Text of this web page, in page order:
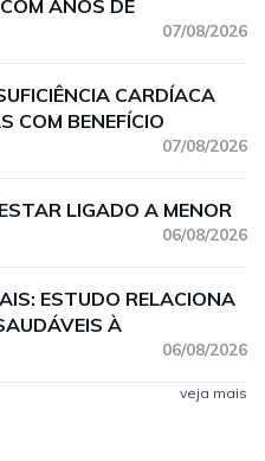
ANOS DE
07/08/2026
CARDÍACA
COM BENEFÍCIO
07/08/2026
LIGADO A MENOR
06/08/2026
ESTUDO RELACIONA
À
06/08/2026
veja mais